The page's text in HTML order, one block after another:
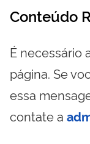
Conteúdo
É necessário
página. Se
essa
contate a